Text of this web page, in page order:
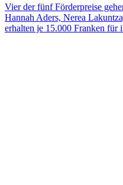
Vier der fünf Förderpreise
Hannah Aders, Nerea
erhalten je 15.000 Franken für